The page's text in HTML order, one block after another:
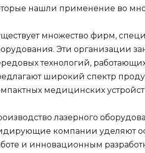
нашли применение во
множество фирм,
Эти организации
технологий,
широкий спектр
медицинских
лазерного
компании уделяют
и инновационным